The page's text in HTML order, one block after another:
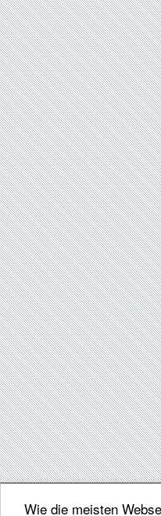
Wie die meisten